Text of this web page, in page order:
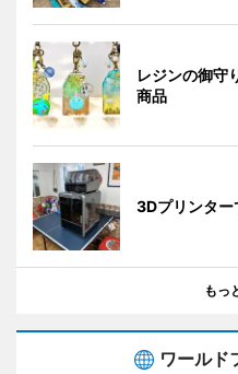
レジンの御守
商品
3Dプリンター
もっ
ワールド